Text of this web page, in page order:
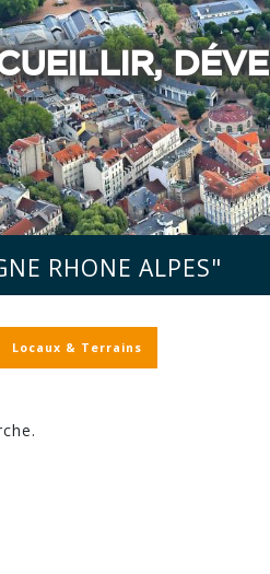
RHONE ALPES"
Locaux & Terrains